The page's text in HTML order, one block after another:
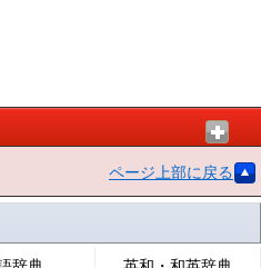
ページ上部に戻る